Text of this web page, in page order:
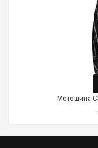
Мотошина